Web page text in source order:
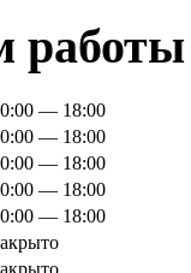
работы
— 18:00
— 18:00
— 18:00
— 18:00
— 18:00